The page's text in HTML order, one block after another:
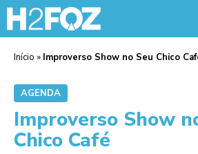
Início » Improverso Show no Seu Chico
AGENDA
Improverso Show
Chico Café